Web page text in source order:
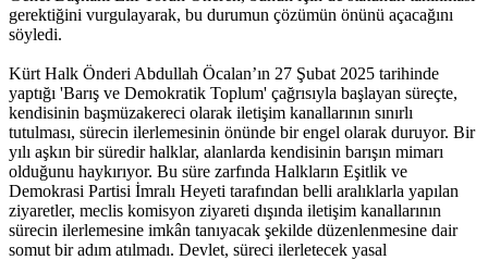
gerektiğini vurgulayarak, bu durumun çözümün önünü açacağını
söyledi.
Kürt Halk Önderi Abdullah Öcalan’ın 27 Şubat 2025 tarihinde
yaptığı 'Barış ve Demokratik Toplum' çağrısıyla başlayan süreçte,
kendisinin başmüzakereci olarak iletişim kanallarının sınırlı
tutulması, sürecin ilerlemesinin önünde bir engel olarak duruyor. Bir
yılı aşkın bir süredir halklar, alanlarda kendisinin barışın mimarı
olduğunu haykırıyor. Bu süre zarfında Halkların Eşitlik ve
Demokrasi Partisi İmralı Heyeti tarafından belli aralıklarla yapılan
ziyaretler, meclis komisyon ziyareti dışında iletişim kanallarının
sürecin ilerlemesine imkân tanıyacak şekilde düzenlenmesine dair
somut bir adım atılmadı. Devlet, süreci ilerletecek yasal